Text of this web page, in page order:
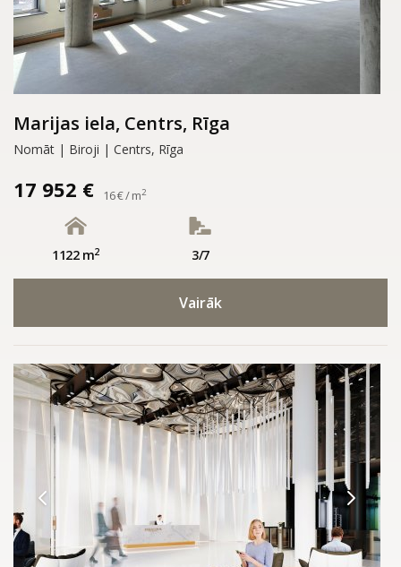
Marijas iela, Centrs, Rīga
Nomāt | Biroji | Centrs, Rīga
17 952 € 16 € / m2
1122 m2 3/7
Vairāk